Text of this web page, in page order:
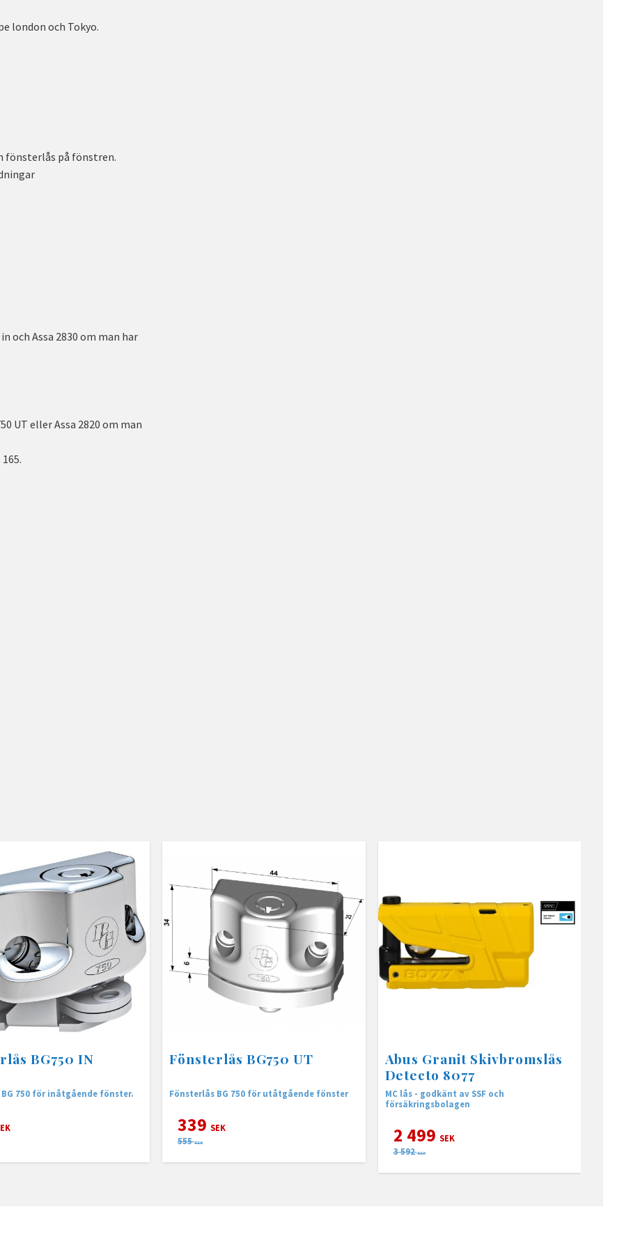
london och Tokyo.
fönsterlås på fönstren.
och Assa 2830 om man har
UT eller Assa 2820 om man
BG750 IN
750 för inåtgående fönster.
Fönsterlås BG750 UT
Fönsterlås BG 750 för utåtgående fönster
339 SEK
555 SEK
Abus Granit Skivbromslås
Detecto 8077
MC lås - godkänt av SSF och
försäkringsbolagen
2 499 SEK
3 592 SEK